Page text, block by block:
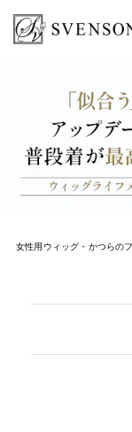
女性用ウィッグ・かつらの